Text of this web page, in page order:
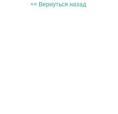
<< Вернуться назад